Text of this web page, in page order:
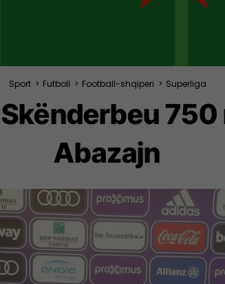
Sport > Futboll > Football-shqiperi > Superliga
Abazajn